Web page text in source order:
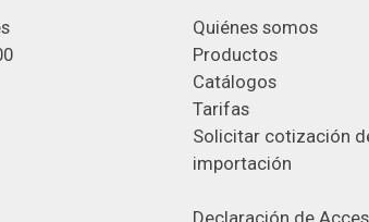
Quiénes somos
Productos
Catálogos
Tarifas
Solicitar cotización
importación